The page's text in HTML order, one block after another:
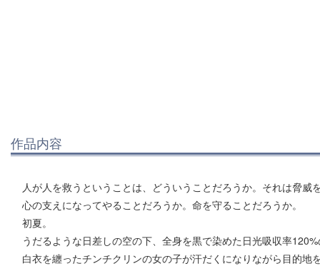
作品内容
人が人を救うということは、どういうことだろうか。それは脅威
心の支えになってやることだろうか。命を守ることだろうか。
初夏。
うだるような日差しの空の下、全身を黒で染めた日光吸収率
白衣を纏ったチンチクリンの女の子が汗だくになりながら目的地